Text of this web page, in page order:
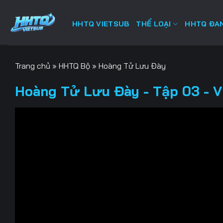
HHTQ VIETSUB THỂ LOẠI HHTQ
Trang chủ » HHTQ Bộ » Hoàng Tử Lưu Đày
Hoàng Tử Lưu Đày - Tập 03 -